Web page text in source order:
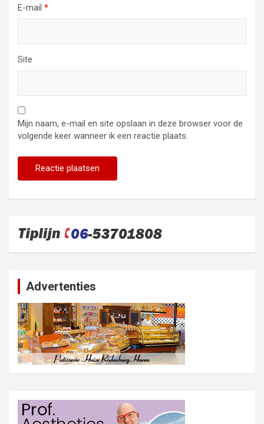
E-mail *
Site
Mijn naam, e-mail en site opslaan in deze browser voor de
volgende keer wanneer ik een reactie plaats.
Advertenties